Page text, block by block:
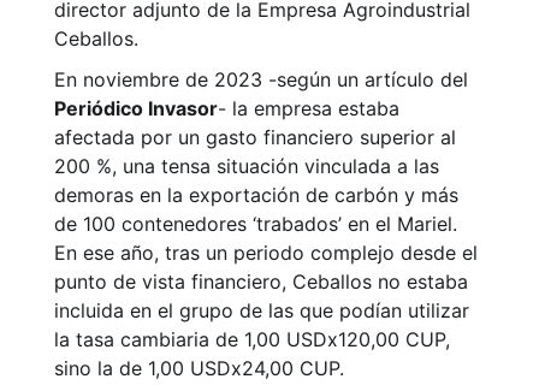
director adjunto de la Empresa Agroindustrial
Ceballos.
En noviembre de 2023 -según un artículo del
Periódico Invasor- la empresa estaba
afectada por un gasto financiero superior al
200 %, una tensa situación vinculada a las
demoras en la exportación de carbón y más
de 100 contenedores ‘trabados’ en el Mariel.
En ese año, tras un periodo complejo desde el
punto de vista financiero, Ceballos no estaba
incluida en el grupo de las que podían utilizar
la tasa cambiaria de 1,00 USDx120,00 CUP,
sino la de 1,00 USDx24,00 CUP.